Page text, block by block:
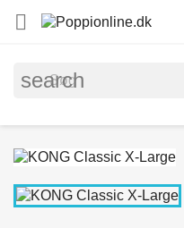

search